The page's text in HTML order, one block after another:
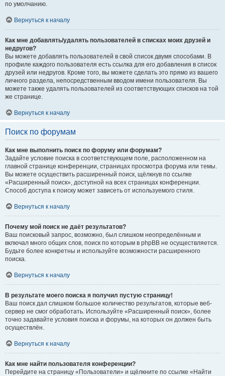
по умолчанию.
Вернуться к началу
Как мне добавлять/удалять пользователей в списках моих друзей и
недругов?
Вы можете добавлять пользователей в свой список двумя способами. В
профиле каждого пользователя есть ссылка для его добавления в список
друзей или недругов. Кроме того, вы можете сделать это прямо из вашего
личного раздела, непосредственным вводом имени пользователя. Вы
можете также удалять пользователей из соответствующих списков на той
же странице.
Вернуться к началу
Поиск по форумам
Как мне выполнить поиск по форуму или форумам?
Задайте условие поиска в соответствующем поле, расположенном на
главной странице конференции, страницах просмотра форума или темы.
Вы можете осуществить расширенный поиск, щёлкнув по ссылке
«Расширенный поиск», доступной на всех страницах конференции.
Способ доступа к поиску может зависеть от используемого стиля.
Вернуться к началу
Почему мой поиск не даёт результатов?
Ваш поисковый запрос, возможно, был слишком неопределённым и
включал много общих слов, поиск по которым в phpBB не осуществляется.
Будьте более конкретны и используйте возможности расширенного
поиска.
Вернуться к началу
В результате моего поиска я получил пустую страницу!
Ваш поиск дал слишком большое количество результатов, которые веб-
сервер не смог обработать. Используйте «Расширенный поиск», более
точно задавайте условия поиска и форумы, на которых он должен быть
осуществлён.
Вернуться к началу
Как мне найти пользователя конференции?
Перейдите на страницу «Пользователи» и щёлкните по ссылке «Найти